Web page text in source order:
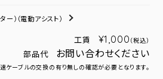
ー） （電動アシスト）
工賃 ¥1,000 （税込）
部品代 お問い合わせください
ケーブルの交換の有り無しの確認が必要となります。